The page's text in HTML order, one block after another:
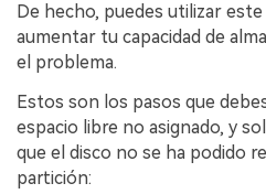
De hecho, puedes utilizar
aumentar tu capacidad de
el problema.󠀲󠀡󠀩󠀣󠀡󠀣󠀠󠀢󠀨
E󠀰stos son los pasos que
espacio libre no asignado, y
que el disco no se ha podido
partición:󠀲󠀡󠀩󠀣󠀡󠀣󠀠󠀢󠀩󠀳